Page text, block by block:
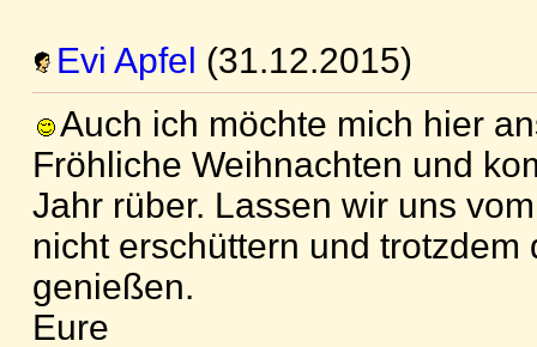
Evi Apfel (31.12.2015)
Auch ich möchte mich hier
Fröhliche Weihnachten und
Jahr rüber. Lassen wir uns
nicht erschüttern und trotzdem
genießen.
Eure